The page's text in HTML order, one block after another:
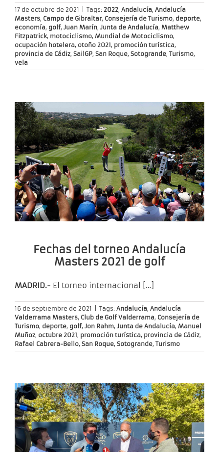
17 de octubre de 2021 Tags: 2022, Andalucía, Andalucía
Masters, Campo de Gibraltar, Consejería de Turismo, deporte,
economía, golf, Juan Marín, Junta de Andalucía, Matthew
Fitzpatrick, motociclismo, Mundial de Motociclismo,
ocupación hotelera, otoño 2021, promoción turística,
provincia de Cádiz, SailGP, San Roque, Sotogrande, Turismo,
vela
Fechas del torneo Andalucía
Masters 2021 de golf
MADRID.- El torneo internacional […]
16 de septiembre de 2021 Tags: Andalucía, Andalucía
Valderrama Masters, Club de Golf Valderrama, Consejería de
Turismo, deporte, golf, Jon Rahm, Junta de Andalucía, Manuel
Muñoz, octubre 2021, promoción turística, provincia de Cádiz,
Rafael Cabrera-Bello, San Roque, Sotogrande, Turismo